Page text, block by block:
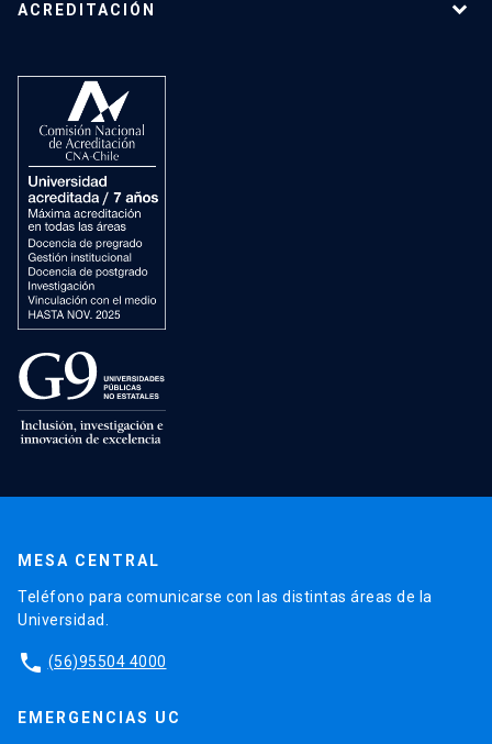
ACREDITACIÓN
MESA CENTRAL
Teléfono para comunicarse con las distintas áreas de la
Universidad.
phone (56)95504 4000
EMERGENCIAS UC